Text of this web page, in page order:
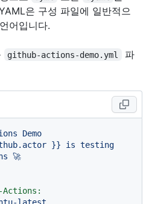
은 구성 파일에 일반적으
어입니다.
github-actions-demo.yml
파
Demo
}} is testing
🚀
Actions:
latest